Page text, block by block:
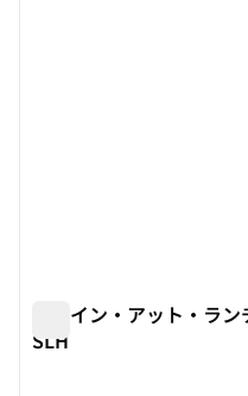
ザ・イン・アット・ラ
SLH